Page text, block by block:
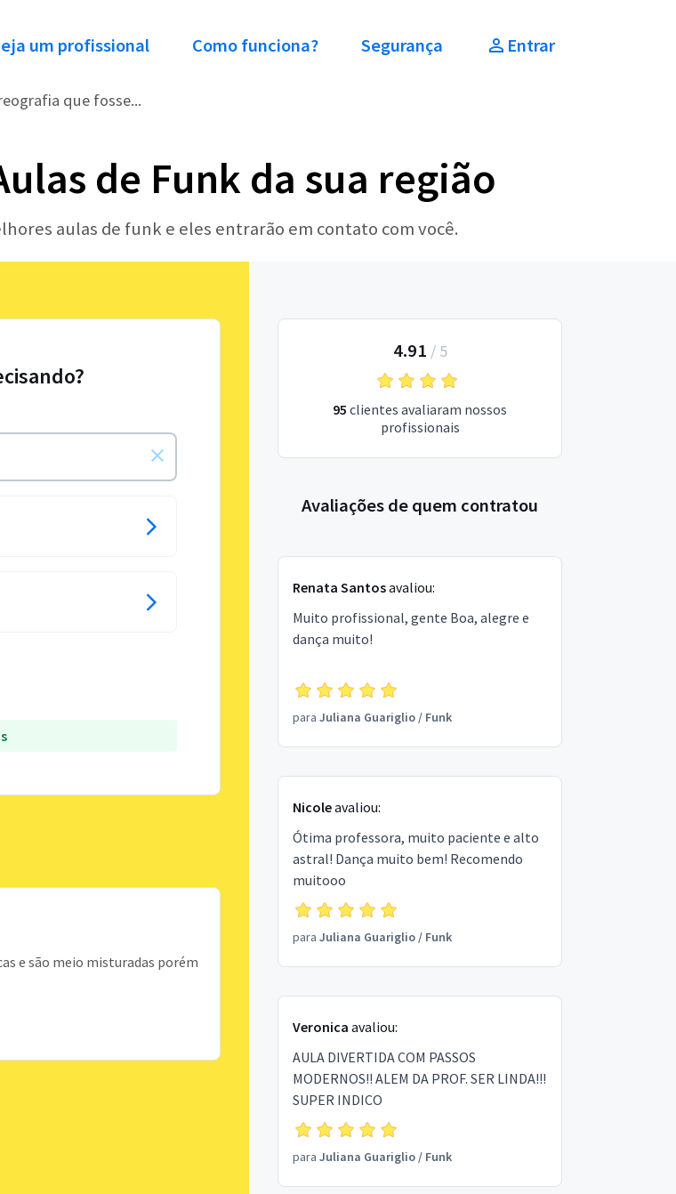
um profissional Como funciona? Segurança Entrar
que fosse...
de Funk da sua região
aulas de funk e eles entrarão em contato com você.
e são meio misturadas porém
4.91 / 5
95 clientes avaliaram nossos
profissionais
Avaliações de quem contratou
Renata Santosavaliou:
Muito profissional, gente Boa, alegre e
dança muito!
para Juliana Guariglio/ Funk
Nicoleavaliou:
Ótima professora, muito paciente e alto
astral! Dança muito bem! Recomendo
muitooo
para Juliana Guariglio/ Funk
Veronica avaliou:
AULA DIVERTIDA COM PASSOS
MODERNOS!! ALEM DA PROF. SER LINDA!!!
SUPER INDICO
para Juliana Guariglio/ Funk